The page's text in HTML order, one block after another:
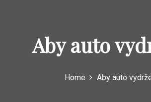
Aby auto
Home Aby auto